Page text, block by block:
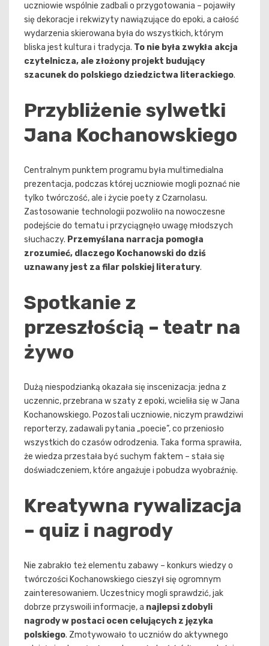
uczniowie wspólnie zadbali o przygotowania – pojawiły
się dekoracje i rekwizyty nawiązujące do epoki, a całość
wydarzenia skierowana była do wszystkich, którym
bliska jest kultura i tradycja. To nie była zwykła akcja
czytelnicza, ale złożony projekt budujący
szacunek do polskiego dziedzictwa literackiego.
Przybliżenie sylwetki
Jana Kochanowskiego
Centralnym punktem programu była multimedialna
prezentacja, podczas której uczniowie mogli poznać nie
tylko twórczość, ale i życie poety z Czarnolasu.
Zastosowanie technologii pozwoliło na nowoczesne
podejście do tematu i przyciągnęło uwagę młodszych
słuchaczy. Przemyślana narracja pomogła
zrozumieć, dlaczego Kochanowski do dziś
uznawany jest za filar polskiej literatury.
Spotkanie z
przeszłością – teatr na
żywo
Dużą niespodzianką okazała się inscenizacja: jedna z
uczennic, przebrana w szaty z epoki, wcieliła się w Jana
Kochanowskiego. Pozostali uczniowie, niczym prawdziwi
reporterzy, zadawali pytania „poecie”, co przeniosło
wszystkich do czasów odrodzenia. Taka forma sprawiła,
że wiedza przestała być suchym faktem – stała się
doświadczeniem, które angażuje i pobudza wyobraźnię.
Kreatywna rywalizacja
– quiz i nagrody
Nie zabrakło też elementu zabawy – konkurs wiedzy o
twórczości Kochanowskiego cieszył się ogromnym
zainteresowaniem. Uczestnicy mogli sprawdzić, jak
dobrze przyswoili informacje, a najlepsi zdobyli
nagrody w postaci ocen celujących z języka
polskiego. Zmotywowało to uczniów do aktywnego